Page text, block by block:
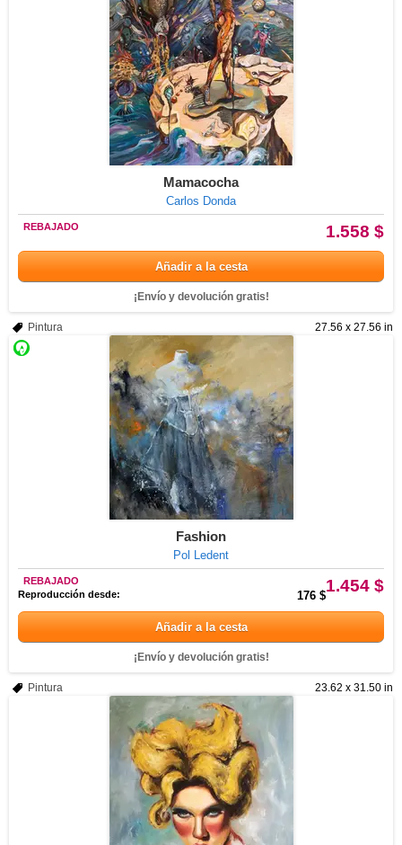
Mamacocha
Carlos Donda
1.558 $
REBAJADO
Añadir a la cesta
¡Envío y devolución gratis!
27.56 x 27.56 in
Pintura
Fashion
Pol Ledent
1.454 $
REBAJADO
Reproducción desde:
176 $
Añadir a la cesta
¡Envío y devolución gratis!
23.62 x 31.50 in
Pintura